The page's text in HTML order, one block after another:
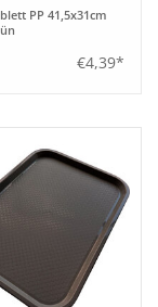
PP 41,5x31cm
€4,39*